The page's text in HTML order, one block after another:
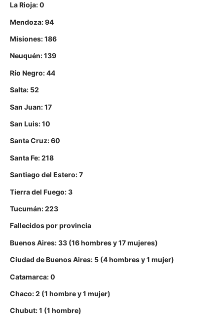
La Rioja: 0
Mendoza: 94
Misiones: 186
Neuquén: 139
Río Negro: 44
Salta: 52
San Juan: 17
San Luis: 10
Santa Cruz: 60
Santa Fe: 218
Santiago del Estero: 7
Tierra del Fuego: 3
Tucumán: 223
Fallecidos por provincia
Buenos Aires: 33 (16 hombres y 17 mujeres)
Ciudad de Buenos Aires: 5 (4 hombres y 1 mujer)
Catamarca: 0
Chaco: 2 (1 hombre y 1 mujer)
Chubut: 1 (1 hombre)